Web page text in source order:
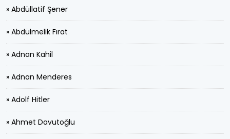
» Abdüllatif Şener
» Abdülmelik Fırat
» Adnan Kahil
» Adnan Menderes
» Adolf Hitler
» Ahmet Davutoğlu